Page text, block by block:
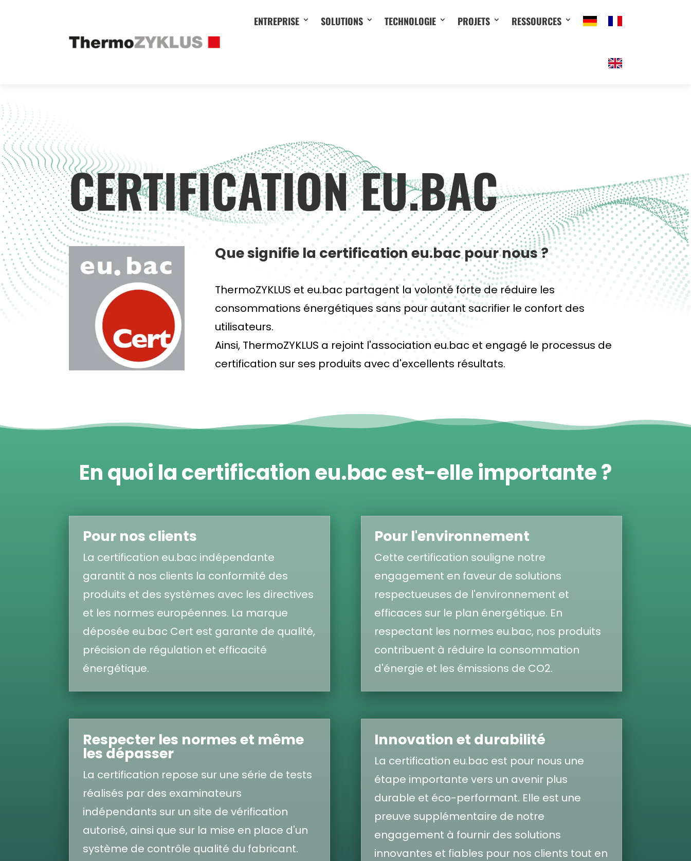
ENTREPRISE SOLUTIONS TECHNOLOGIE PROJETS RESSOURCES
CERTIFICATION EU.BAC
Que signifie la certification eu.bac pour nous ?
ThermoZYKLUS et eu.bac partagent la volonté forte de réduire les
consommations énergétiques sans pour autant sacrifier le confort des
utilisateurs.
Ainsi, ThermoZYKLUS a rejoint l'association eu.bac et engagé le processus de
certification sur ses produits avec d'excellents résultats.
En quoi la certification eu.bac est-elle importante ?
Pour nos clients
La certification eu.bac indépendante
garantit à nos clients la conformité des
produits et des systèmes avec les directives
et les normes européennes. La marque
déposée eu.bac Cert est garante de qualité,
précision de régulation et efficacité
énergétique.
Pour l'environnement
Cette certification souligne notre
engagement en faveur de solutions
respectueuses de l'environnement et
efficaces sur le plan énergétique. En
respectant les normes eu.bac, nos produits
contribuent à réduire la consommation
d'énergie et les émissions de CO2.
Respecter les normes et même
les dépasser
La certification repose sur une série de tests
réalisés par des examinateurs
indépendants sur un site de vérification
autorisé, ainsi que sur la mise en place d'un
système de contrôle qualité du fabricant.
Innovation et durabilité
La certification eu.bac est pour nous une
étape importante vers un avenir plus
durable et éco-performant. Elle est une
preuve supplémentaire de notre
engagement à fournir des solutions
innovantes et fiables pour nos clients tout en